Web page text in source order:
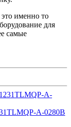
именно то
для
самые
A-0280B